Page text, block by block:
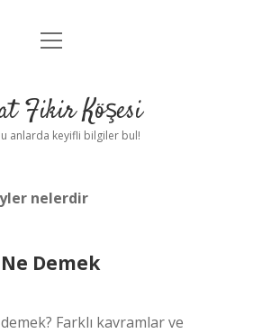
Anasayfa
Yasal Uyarı
menüyü
Fikir Köşesi
anlarda keyifli bilgiler bul!
nelerdir
Demek
Farklı kavramlar ve